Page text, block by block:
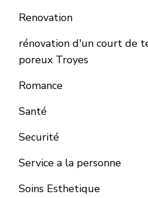
Renovation
rénovation d'un court de
poreux Troyes
Romance
Santé
Securité
Service a la personne
Soins Esthetique